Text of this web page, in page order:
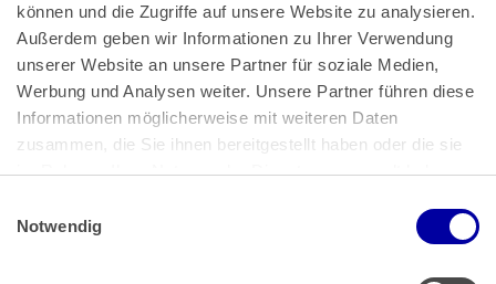
können und die Zugriffe auf unsere Website zu analysieren.
Außerdem geben wir Informationen zu Ihrer Verwendung
unserer Website an unsere Partner für soziale Medien,
Werbung und Analysen weiter. Unsere Partner führen diese
Informationen möglicherweise mit weiteren Daten
zusammen, die Sie ihnen bereitgestellt haben oder die sie
im Rahmen Ihrer Nutzung der Dienste gesammelt haben.
Impressum
Notwendig
Bundeskanzlerplatz 2
53113 Bonn
Pressemitteilungen|AGB
Impressum|Datenschutz